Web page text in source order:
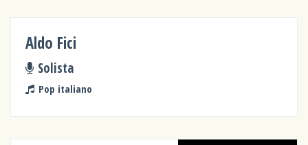
Aldo Fici
Solista
Pop italiano